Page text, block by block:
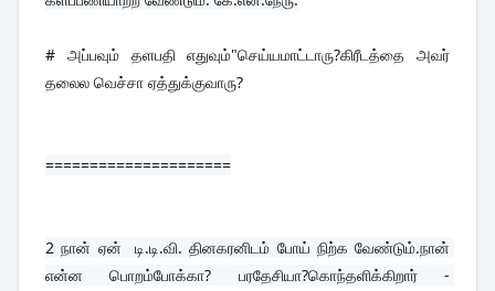
# அப்பவும் தளபதி எதுவும்"செய்யமாட்டாரு?கிரீடத்தை அவர்
தலைல வெச்சா ஏத்துக்குவாரு?
=====================
2 நான் ஏன்  டி.டி.வி. தினகரனிடம் போய் நிற்க வேண்டும்.நான்
என்ன பொறம்போக்கா? பரதேசியா?கொந்தளிக்கிறார் -